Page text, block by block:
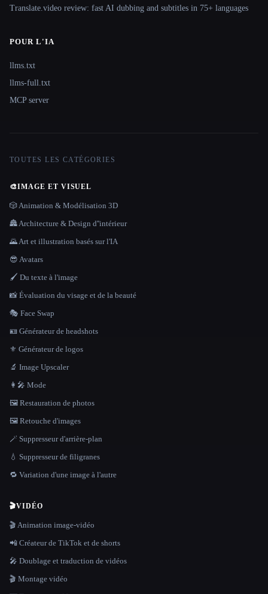
Translate.video review: fast AI dubbing and subtitles in 75+ languages
POUR L'IA
llms.txt
llms-full.txt
MCP server
TOUTES LES CATÉGORIES
🎨IMAGE ET VISUEL
🎲 Animation & Modélisation 3D
🏯 Architecture & Design d''intérieur
🌄 Art et illustration basés sur l'IA
😎 Avatars
🖌️ Du texte à l'image
📸 Évaluation du visage et de la beauté
🎭 Face Swap
🪪 Générateur de headshots
⚜️ Générateur de logos
🔬 Image Upscaler
👩‍🎤 Mode
🖼️ Restauration de photos
🖼️ Retouche d'images
🪄 Suppresseur d'arrière-plan
💧 Suppresseur de filigranes
🔁 Variation d'une image à l'autre
🎬VIDÉO
🎬 Animation image-vidéo
📲 Créateur de TikTok et de shorts
🎤 Doublage et traduction de vidéos
🎬 Montage vidéo